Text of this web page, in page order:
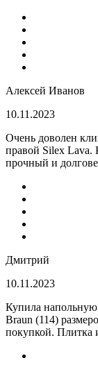
Алексей Иванов
10.11.2023
Очень доволен
правой Silex Lava.
прочный и
Дмитрий
10.11.2023
Купила
Braun (114)
покупкой. Плитка